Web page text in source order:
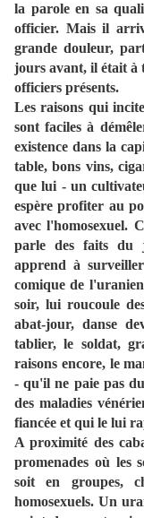
la parole en sa
officier. Mais il
grande douleur,
jours avant, il était à
officiers présents.
Les raisons qui
sont faciles à
existence dans la
table, bons vins,
que lui - un
espère profiter au
avec l'homosexuel.
parle des faits du
apprend à
comique de
soir, lui roucoule
abat-jour, danse
tablier, le soldat,
raisons encore, le
- qu'il ne paie pas
des maladies
fiancée et qui le lui
A proximité des
promenades où les
soit en groupes,
homosexuels. Un